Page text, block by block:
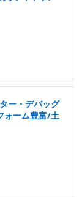
ー・デバッグ
ォーム豊富/土